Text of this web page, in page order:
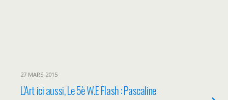
27 MARS 2015
L’Art ici aussi, Le 5è W.E Flash : Pascaline